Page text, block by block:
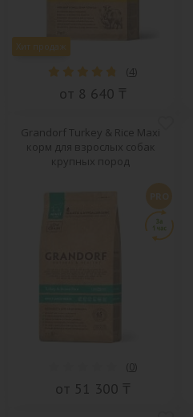
Хит продаж
(4)
от 8 640 ₸
Grandorf Turkey & Rice Maxi
корм для взрослых собак
крупных пород
(0)
от 51 300 ₸